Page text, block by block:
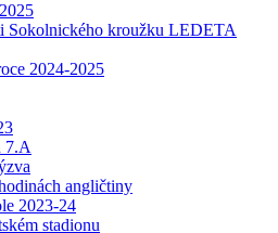
Sokolnického kroužku LEDETA
2024-2025
7.A
angličtiny
2023-24
stadionu